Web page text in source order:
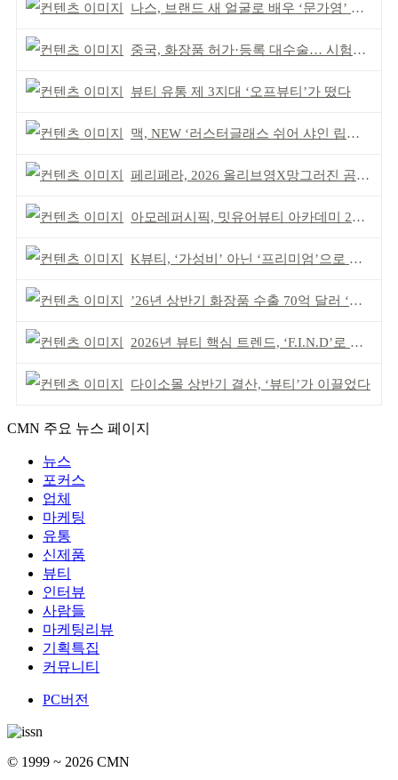
나스, 브랜드 새 얼굴로 배우 ‘문가영’ 발탁
중국, 화장품 허가·등록 대수술… 시험자료 공용 허용
뷰티 유통 제 3지대 ‘오프뷰티’가 떴다
맥, NEW ‘러스터글래스 쉬어 샤인 립스틱’ 출시
페리페라, 2026 올리브영X망그러진 곰 콜라보
아모레퍼시픽, 밋유어뷰티 아카데미 2기 발대식
K뷰티, ‘가성비’ 아닌 ‘프리미엄’으로 승부걸어야
’26년 상반기 화장품 수출 70억 달러 ‘역대 최고’
2026년 뷰티 핵심 트렌드, ‘F.I.N.D’로 읽는다
다이소몰 상반기 결산, ‘뷰티’가 이끌었다
CMN 주요 뉴스 페이지
뉴스
포커스
업체
마케팅
유통
신제품
뷰티
인터뷰
사람들
마케팅리뷰
기획특집
커뮤니티
PC버전
© 1999 ~ 2026 CMN